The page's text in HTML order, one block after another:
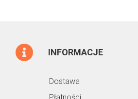
INFORMACJE
Dostawa